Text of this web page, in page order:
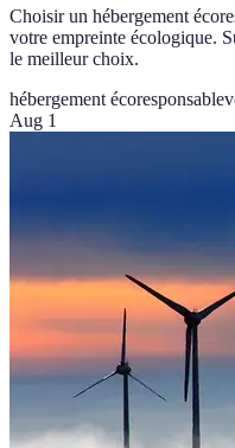
Choisir un hébergement
votre empreinte écologique.
le meilleur choix.
hébergement écoresponsable
Aug 1